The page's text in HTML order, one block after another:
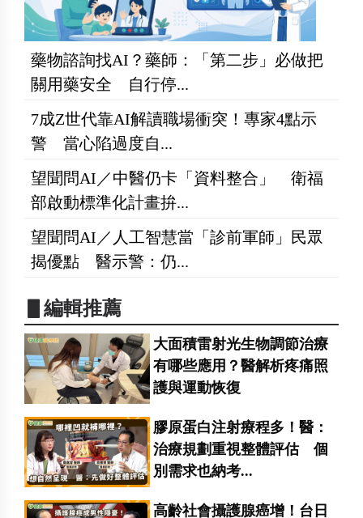
藥物諮詢找AI？藥師：「第二步」必做把
關用藥安全 自行停...
7成Z世代靠AI解讀職場衝突！專家4點示
警 當心陷過度自...
望聞問AI／中醫仍卡「資料整合」 衛福
部啟動標準化計畫拚...
望聞問AI／人工智慧當「診前軍師」民眾
揭優點 醫示警：仍...
▋編輯推薦
大面積雷射光生物調節治療
有哪些應用？醫解析疼痛照
護與運動恢復
膠原蛋白注射療程多！醫：
治療規劃重視整體評估 個
別需求也納考...
高齡社會攝護腺癌增！台日